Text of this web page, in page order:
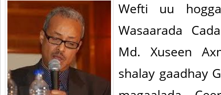
Wefti uu
Wasaarada
Md. Xuseen
shalay gaadhay